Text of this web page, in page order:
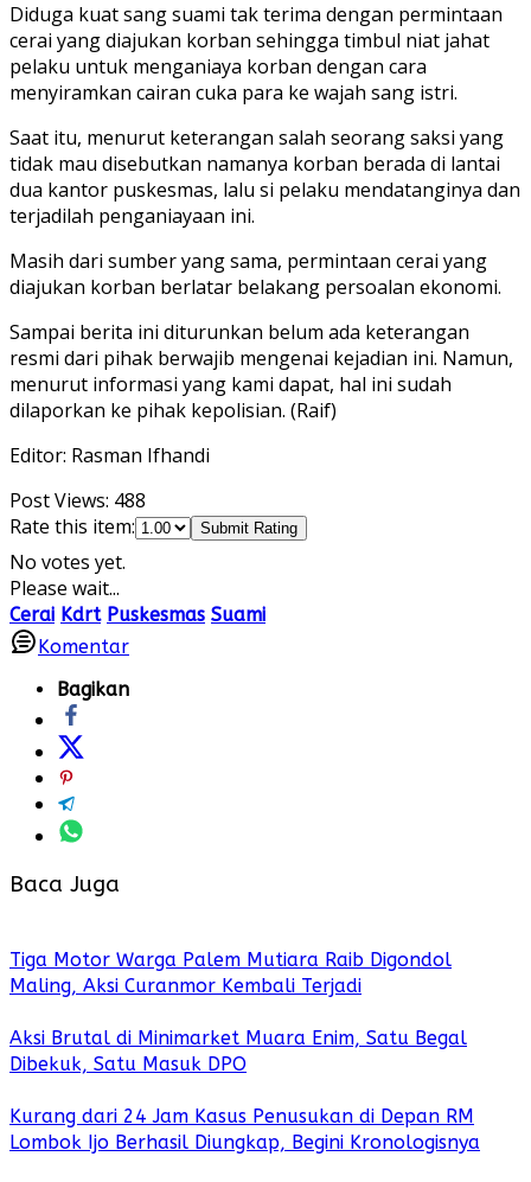
Diduga kuat sang suami tak terima dengan permintaan
cerai yang diajukan korban sehingga timbul niat jahat
pelaku untuk menganiaya korban dengan cara
menyiramkan cairan cuka para ke wajah sang istri.
Saat itu, menurut keterangan salah seorang saksi yang
tidak mau disebutkan namanya korban berada di lantai
dua kantor puskesmas, lalu si pelaku mendatanginya dan
terjadilah penganiayaan ini.
Masih dari sumber yang sama, permintaan cerai yang
diajukan korban berlatar belakang persoalan ekonomi.
Sampai berita ini diturunkan belum ada keterangan
resmi dari pihak berwajib mengenai kejadian ini. Namun,
menurut informasi yang kami dapat, hal ini sudah
dilaporkan ke pihak kepolisian. (Raif)
Editor: Rasman Ifhandi
Post Views: 488
Rate this item:
Submit Rating
No votes yet.
Please wait...
Cerai Kdrt Puskesmas Suami
Komentar
Bagikan
Baca Juga
Tiga Motor Warga Palem Mutiara Raib Digondol
Maling, Aksi Curanmor Kembali Terjadi
Aksi Brutal di Minimarket Muara Enim, Satu Begal
Dibekuk, Satu Masuk DPO
Kurang dari 24 Jam Kasus Penusukan di Depan RM
Lombok Ijo Berhasil Diungkap, Begini Kronologisnya